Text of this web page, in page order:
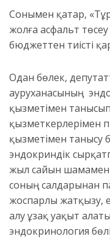
Сонымен қатар,
жолға асфальт төсеу
бюджеттен тиісті
Одан бөлек,
ауруханасының
қызметімен
қызметкерлерімен
қызметімен танысу
эндокриндік
жыл сайын шамамен
соның салдарынан
жоспарлы жатқызу,
алу ұзақуақыт
эндокринология